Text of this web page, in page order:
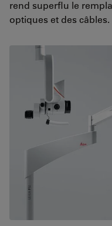
rend superflu le
optiques et des câbles.